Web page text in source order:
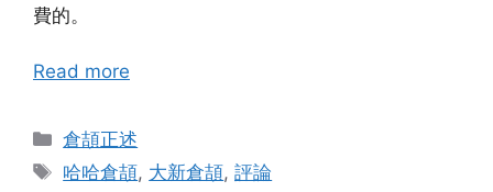
費的。
Read more
Categories
倉頡正述
Tags
哈哈倉頡, 大新倉頡,評論